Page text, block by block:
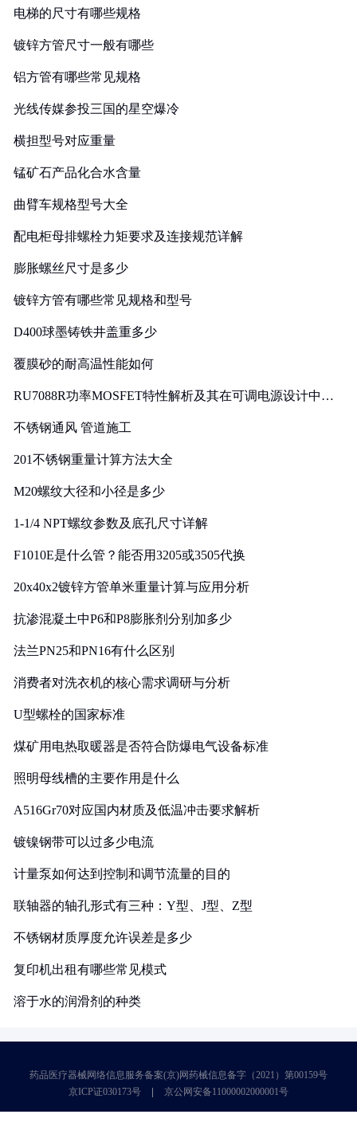
电梯的尺寸有哪些规格
镀锌方管尺寸一般有哪些
铝方管有哪些常见规格
光线传媒参投三国的星空爆冷
横担型号对应重量
锰矿石产品化合水含量
曲臂车规格型号大全
配电柜母排螺栓力矩要求及连接规范详解
膨胀螺丝尺寸是多少
镀锌方管有哪些常见规格和型号
D400球墨铸铁井盖重多少
覆膜砂的耐高温性能如何
RU7088R功率MOSFET特性解析及其在可调电源设计中的
不锈钢通风 管道施工
201不锈钢重量计算方法大全
M20螺纹大径和小径是多少
1-1/4 NPT螺纹参数及底孔尺寸详解
F1010E是什么管？能否用3205或3505代换
20x40x2镀锌方管单米重量计算与应用分析
抗渗混凝土中P6和P8膨胀剂分别加多少
法兰PN25和PN16有什么区别
消费者对洗衣机的核心需求调研与分析
U型螺栓的国家标准
煤矿用电热取暖器是否符合防爆电气设备标准
照明母线槽的主要作用是什么
A516Gr70对应国内材质及低温冲击要求解析
镀镍钢带可以过多少电流
计量泵如何达到控制和调节流量的目的
联轴器的轴孔形式有三种：Y型、J型、Z型
不锈钢材质厚度允许误差是多少
复印机出租有哪些常见模式
溶于水的润滑剂的种类
药品医疗器械网络信息服务备案(京)网药械信息备字（2021）第00159号
京ICP证030173号
京公网安备11000002000001号